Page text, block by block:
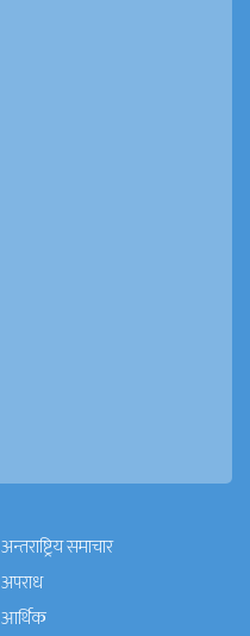
अन्तराष्ट्रिय समाचार
अपराध
आर्थिक